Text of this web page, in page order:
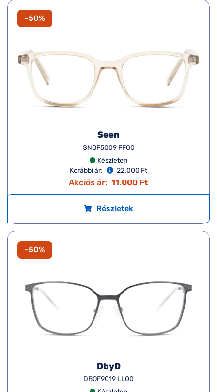
-50%
Seen
SNOF5009 FF00
Készleten
Korábbi ár:
22.000 Ft
Akciós ár: 11.000 Ft
Részletek
-50%
DbyD
DBOF9019 LL00